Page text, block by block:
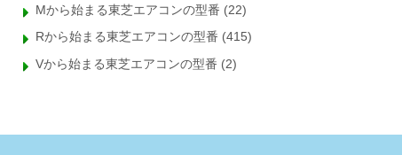
Mから始まる東芝エアコンの型番 (22)
Rから始まる東芝エアコンの型番 (415)
Vから始まる東芝エアコンの型番 (2)